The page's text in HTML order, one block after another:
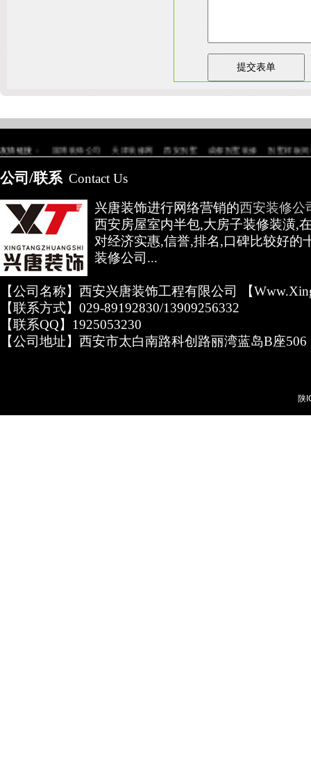
友情链接： 淄博装饰公司 天津装修网 西安别墅 成都别墅装修 别墅样板
高低压开关柜通电试验台
公司/联系 Contact Us
兴唐装饰进行网络营销的西安装修公
西安房屋室内半包,大房子装修装潢,
对经济实惠,信誉,排名,口碑比较好的
装修公司...
【公司名称】西安兴唐装饰工程有限公司 【
【联系方式】029-89192830/13909256332
【联系QQ】1925053230
【公司地址】西安市太白南路科创路丽湾蓝岛B座506
陕